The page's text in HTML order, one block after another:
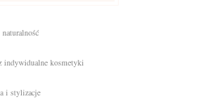
indywidualne kosmetyki
i stylizacje